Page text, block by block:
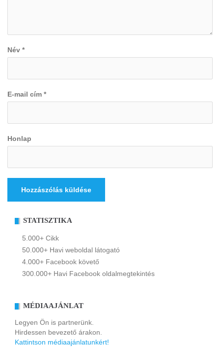
Név *
E-mail cím *
Honlap
STATISZTIKA
5.000+ Cikk
50.000+ Havi weboldal látogató
4.000+ Facebook követő
300.000+ Havi Facebook oldalmegtekintés
MÉDIAAJÁNLAT
Legyen Ön is partnerünk.
Hirdessen bevezető árakon.
Kattintson médiaajánlatunkért!